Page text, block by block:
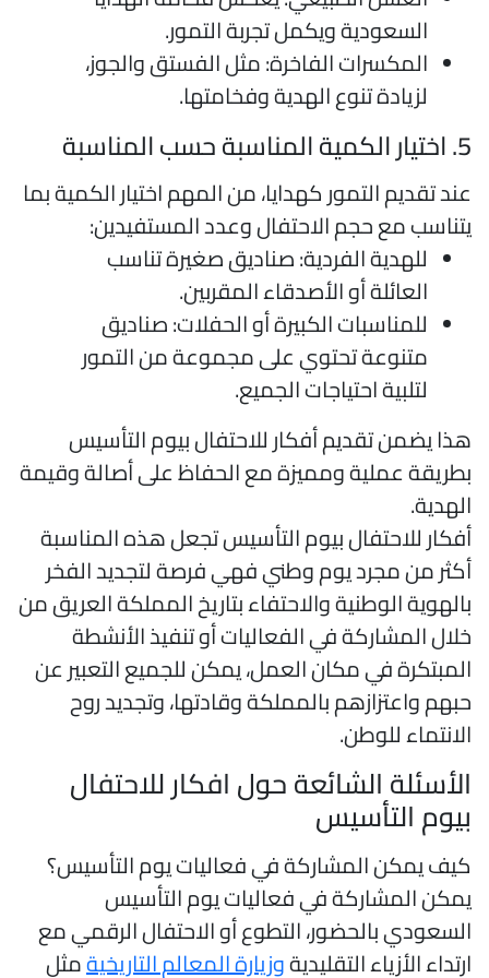
السعودية ويكمل تجربة التمور.
المكسرات الفاخرة: مثل الفستق والجوز،
لزيادة تنوع الهدية وفخامتها.
تقديم التمور كهدايا، من المهم اختيار الكمية بما
مع حجم الاحتفال وعدد المستفيدين:
للهدية الفردية: صناديق صغيرة تناسب
العائلة أو الأصدقاء المقربين.
للمناسبات الكبيرة أو الحفلات: صناديق
متنوعة تحتوي على مجموعة من التمور
لتلبية احتياجات الجميع.
يضمن تقديم أفكار للاحتفال بيوم التأسيس
عملية ومميزة مع الحفاظ على أصالة وقيمة
للاحتفال بيوم التأسيس تجعل هذه المناسبة
من مجرد يوم وطني فهي فرصة لتجديد الفخر
الوطنية والاحتفاء بتاريخ المملكة العريق من
المشاركة في الفعاليات أو تنفيذ الأنشطة
في مكان العمل، يمكن للجميع التعبير عن
واعتزازهم بالمملكة وقادتها، وتجديد روح
للوطن.
الشائعة حول افكار للاحتفال
التأسيس
يمكن المشاركة في فعاليات يوم التأسيس؟
المشاركة في فعاليات يوم التأسيس
بالحضور، التطوع أو الاحتفال الرقمي مع
الأزياء التقليديةوزيارة المعالم التاريخيةمثل